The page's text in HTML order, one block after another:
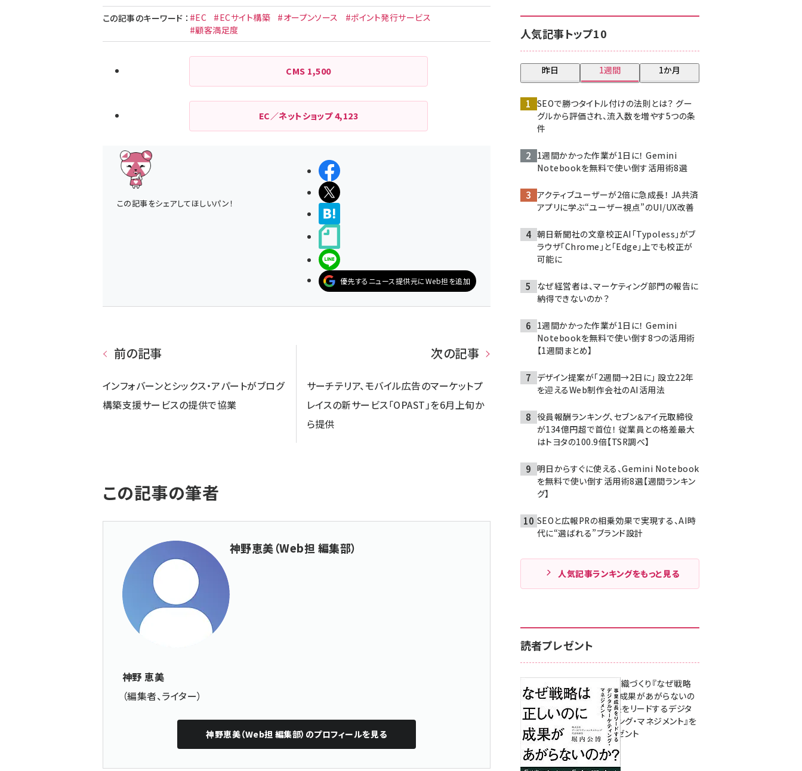
この記事のキーワード ： #EC #ECサイト構築 #オープンソース
#ポイント発行サービス
#顧客満足度
CMS 1,500
EC／ネットショップ4,123
この記事をシェアしてほしいパン！
シェアする
ポストする
LINEで送る
優先するニュース提供元にWeb担を追加
前の記事
インフォバーンとシックス・アパートがブログ
構築支援サービスの提供で協業
次の記事
サーチテリア、モバイル広告のマーケットプ
レイスの新サービス「OPAST」を6月上旬か
ら提供
この記事の筆者
神野恵美（Web担 編集部）
神野 恵美
（編集者、ライター）
神野恵美（Web担 編集部） のプロフィールを見る
人気記事トップ10
昨日 1週間 1か月
SEOで勝つタイトル付けの法則とは？ グー
グルから評価され、流入数を増やす5つの条
件
1週間かかった作業が1日に！ Gemini
Notebookを無料で使い倒す活用術8選
アクティブユーザーが2倍に急成長！ JA共済
アプリに学ぶ“ユーザー視点”のUI/UX改善
朝日新聞社の文章校正AI「Typoless」がブ
ラウザ「Chrome」と「Edge」上でも校正が
可能に
なぜ経営者は、マーケティング部門の報告に
納得できないのか？
1週間かかった作業が1日に！ Gemini
Notebookを無料で使い倒す8つの活用術
【1週間まとめ】
デザイン提案が「2週間→2日に」 設立22年
を迎えるWeb制作会社のAI活用法
役員報酬ランキング、セブン＆アイ元取締役
が134億円超で首位！ 従業員との格差最大
はトヨタの100.9倍【TSR調べ】
明日からすぐに使える、Gemini Notebook
を無料で使い倒す活用術8選【週間ランキン
グ】
SEOと広報PRの相乗効果で実現する、AI時
代に“選ばれる”ブランド設計
人気記事ランキングをもっと見る
読者プレゼント
成果を生む組織づくり『なぜ戦略
は正しいのに成果があがらないの
か？ 事業成長をリードするデジタ
ルマーケティング・マネジメント』を
3名様にプレゼント
8月7日 10:00